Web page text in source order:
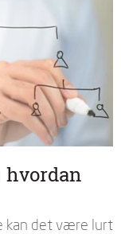
hvordan
kan det være lurt